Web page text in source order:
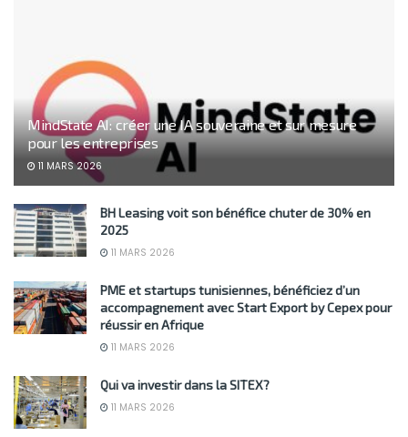
MindState AI: créer une IA souveraine et sur mesure
pour les entreprises
11 MARS 2026
BH Leasing voit son bénéfice chuter de 30% en
2025
11 MARS 2026
PME et startups tunisiennes, bénéficiez d’un
accompagnement avec Start Export by Cepex pour
réussir en Afrique
11 MARS 2026
Qui va investir dans la SITEX?
11 MARS 2026